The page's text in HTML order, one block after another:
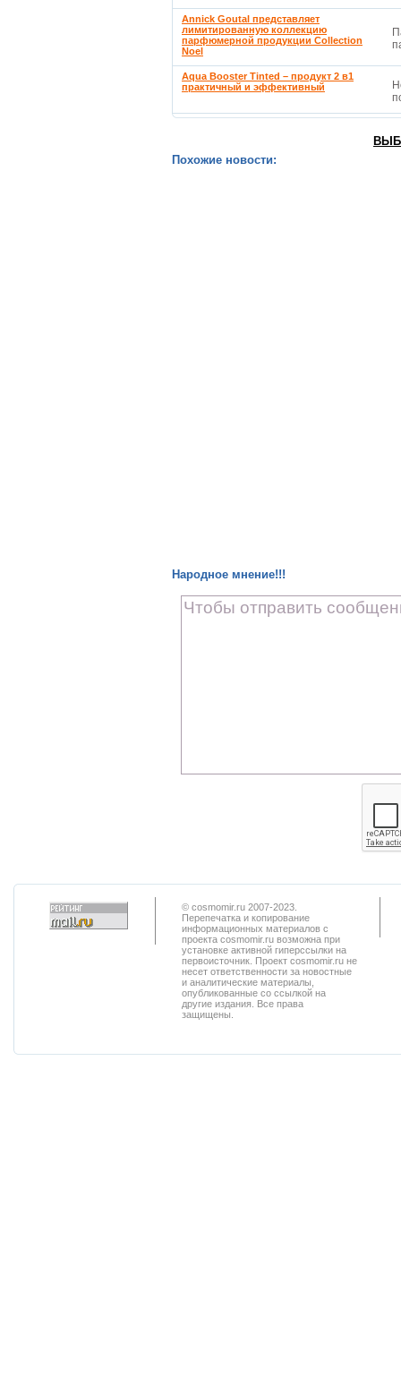
Annick Goutal представляет
лимитированную коллекцию
парфюмерной продукции Collection
Noel
Aqua Booster Tinted – продукт 2 в1
практичный и эффективный
Похожие новости:
Народное мнение!!!
© cosmomir.ru 2007-2023.
Перепечатка и копирование
информационных материалов с
проекта cosmomir.ru возможна при
установке активной гиперссылки на
первоисточник. Проект cosmomir.ru не
несет ответственности за новостные
и аналитические материалы,
опубликованные со ссылкой на
другие издания. Все права
защищены.